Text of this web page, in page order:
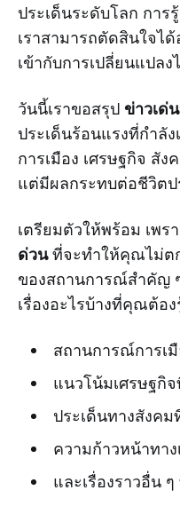
ประเด็นระดับโลก กา
เราสามารถตัดสินใจไ
เข้ากับการเปลี่ยนแปล
วันนี้เราขอสรุป ข่าวเด่
ประเด็นร้อนแรงที่กำลั
การเมือง เศรษฐกิจ สั
แต่มีผลกระทบต่อชีวิตป
เตรียมตัวให้พร้อม เพร
ด่วนที่จะทำให้คุณไม่ต
ของสถานการณ์สำคัญ
เรื่องอะไรบ้างที่คุณต้อ
สถานการณ์การเ
แนวโน้มเศรษฐกิ
ประเด็นทางสังคม
ความก้าวหน้าทา
และเรื่องราวอื่น